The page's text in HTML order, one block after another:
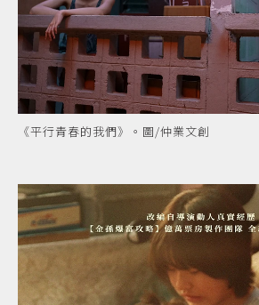
《平行青春的我們》。圖/仲業文創